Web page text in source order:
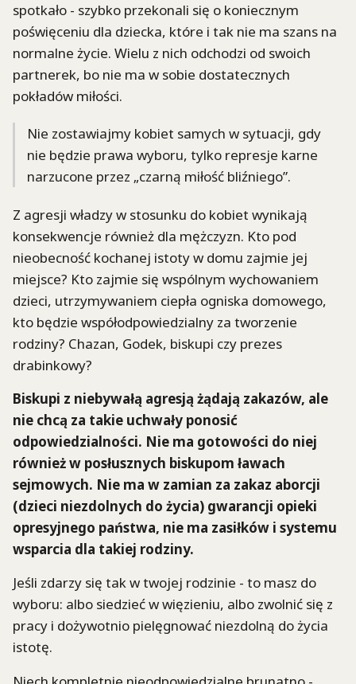
spotkało - szybko przekonali się o koniecznym
poświęceniu dla dziecka, które i tak nie ma szans na
normalne życie. Wielu z nich odchodzi od swoich
partnerek, bo nie ma w sobie dostatecznych
pokładów miłości.
Nie zostawiajmy kobiet samych w sytuacji, gdy
nie będzie prawa wyboru, tylko represje karne
narzucone przez „czarną miłość bliźniego”.
Z agresji władzy w stosunku do kobiet wynikają
konsekwencje również dla mężczyzn. Kto pod
nieobecność kochanej istoty w domu zajmie jej
miejsce? Kto zajmie się wspólnym wychowaniem
dzieci, utrzymywaniem ciepła ogniska domowego,
kto będzie współodpowiedzialny za tworzenie
rodziny? Chazan, Godek, biskupi czy prezes
drabinkowy?
Biskupi z niebywałą agresją żądają zakazów, ale
nie chcą za takie uchwały ponosić
odpowiedzialności. Nie ma gotowości do niej
również w posłusznych biskupom ławach
sejmowych. Nie ma w zamian za zakaz aborcji
(dzieci niezdolnych do życia) gwarancji opieki
opresyjnego państwa, nie ma zasiłków i systemu
wsparcia dla takiej rodziny.
Jeśli zdarzy się tak w twojej rodzinie - to masz do
wyboru: albo siedzieć w więzieniu, albo zwolnić się z
pracy i dożywotnio pielęgnować niezdolną do życia
istotę.